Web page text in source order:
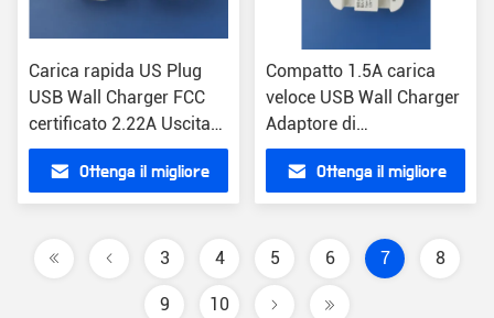
Carica rapida US Plug
USB Wall Charger FCC
certificato 2.22A Uscita
leggero
Ottenga il migliore
Compatto 1.5A carica
veloce USB Wall Charger
Adaptore di
alimentazione USB
leggeroOttenga il migliore
3 4 5 6 7 8
9 10